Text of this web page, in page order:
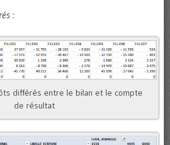
:
différés entre le bilan et le compte
de résultat